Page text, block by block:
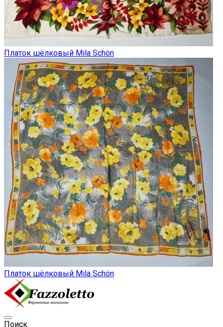
Платок шёлковый Mila Schön
Платок шёлковый Mila Schön
Поиск